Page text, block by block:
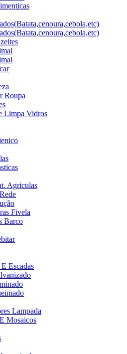
Roupa
Limpa Vidros
Agriculas
Fivela
Barco
Escadas
Lampada
Mosaicos